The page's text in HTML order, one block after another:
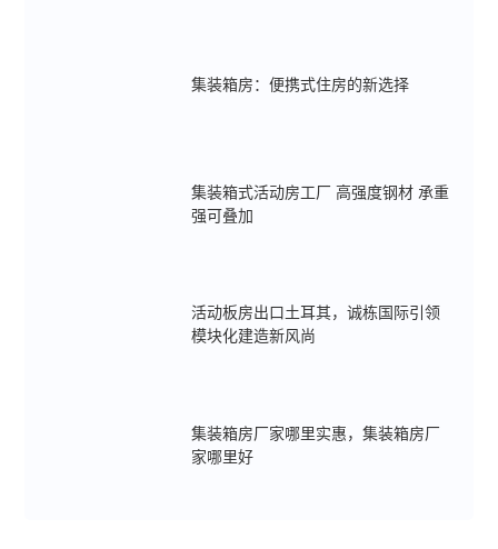
集装箱房：便携式住房的新选择
集装箱式活动房工厂 高强度钢材 承重
强可叠加
活动板房出口土耳其，诚栋国际引领
模块化建造新风尚
集装箱房厂家哪里实惠，集装箱房厂
家哪里好